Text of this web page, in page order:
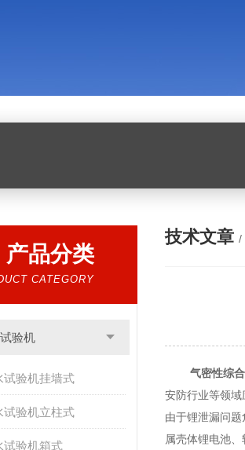
产品分类
CATEGORY
验机
试验机挂墙式
试验机立柱式
试验机箱式
技术文章 /
气密性综
安防行业等领域
由于锂泄漏问
属壳体锂电池